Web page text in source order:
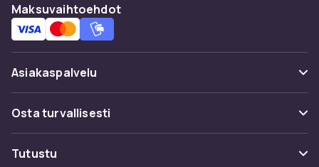
Maksuvaihtoehdot
Asiakaspalvelu
Usein kysyttyä (UKK)
Seuraa pakettia
Osta turvallisesti
Maksuvaihtoehdot
Tutustu